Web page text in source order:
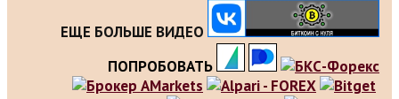
ЕЩЕ БОЛЬШЕ ВИДЕО
ПОПРОБОВАТЬ